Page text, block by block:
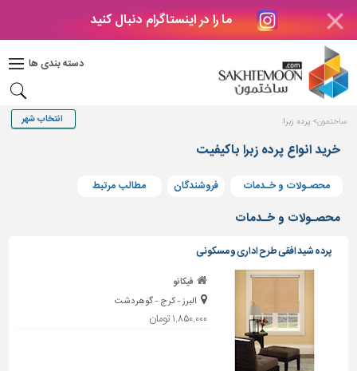
ما را در اینستاگرام دنبال کنید
دسته بندی ها
دکوراسیون
بتن
های
بتنی
و
ساختمانی
پله،
نرده
حفاظ
دیوارپوش،
ساختمون پرده زبرا
خرید انواع پرده زبرا باکیفیت
محصـولات و خـدمات فروشندگان مطالب مرتبط
محصـولات و خـدمات
پرده شید افقی طرح اداری و مسکونی
فیکانو
البرز - کرج - گوهردشت
۱,۸۵۰,۰۰۰ تومان